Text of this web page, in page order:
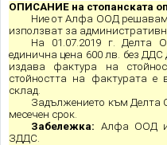
ОПИСАНИЕ на стопанската
Ние от Алфа ООД
използват за
На 01.07.2019 г.
единична цена 600 лв. без ДДС
издава фактура на
стойността на фактурата
склад.
Задължението към Делта
месечен срок.
Забележка: Алфа ООД и
ЗДДС.